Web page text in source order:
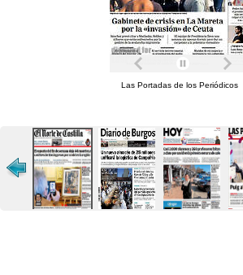
Las Portadas de los Periódicos